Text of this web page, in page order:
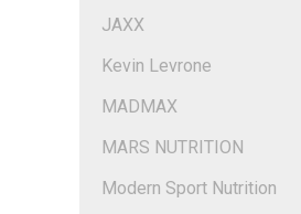
JAXX
Kevin Levrone
MADMAX
MARS NUTRITION
Modern Sport Nutrition